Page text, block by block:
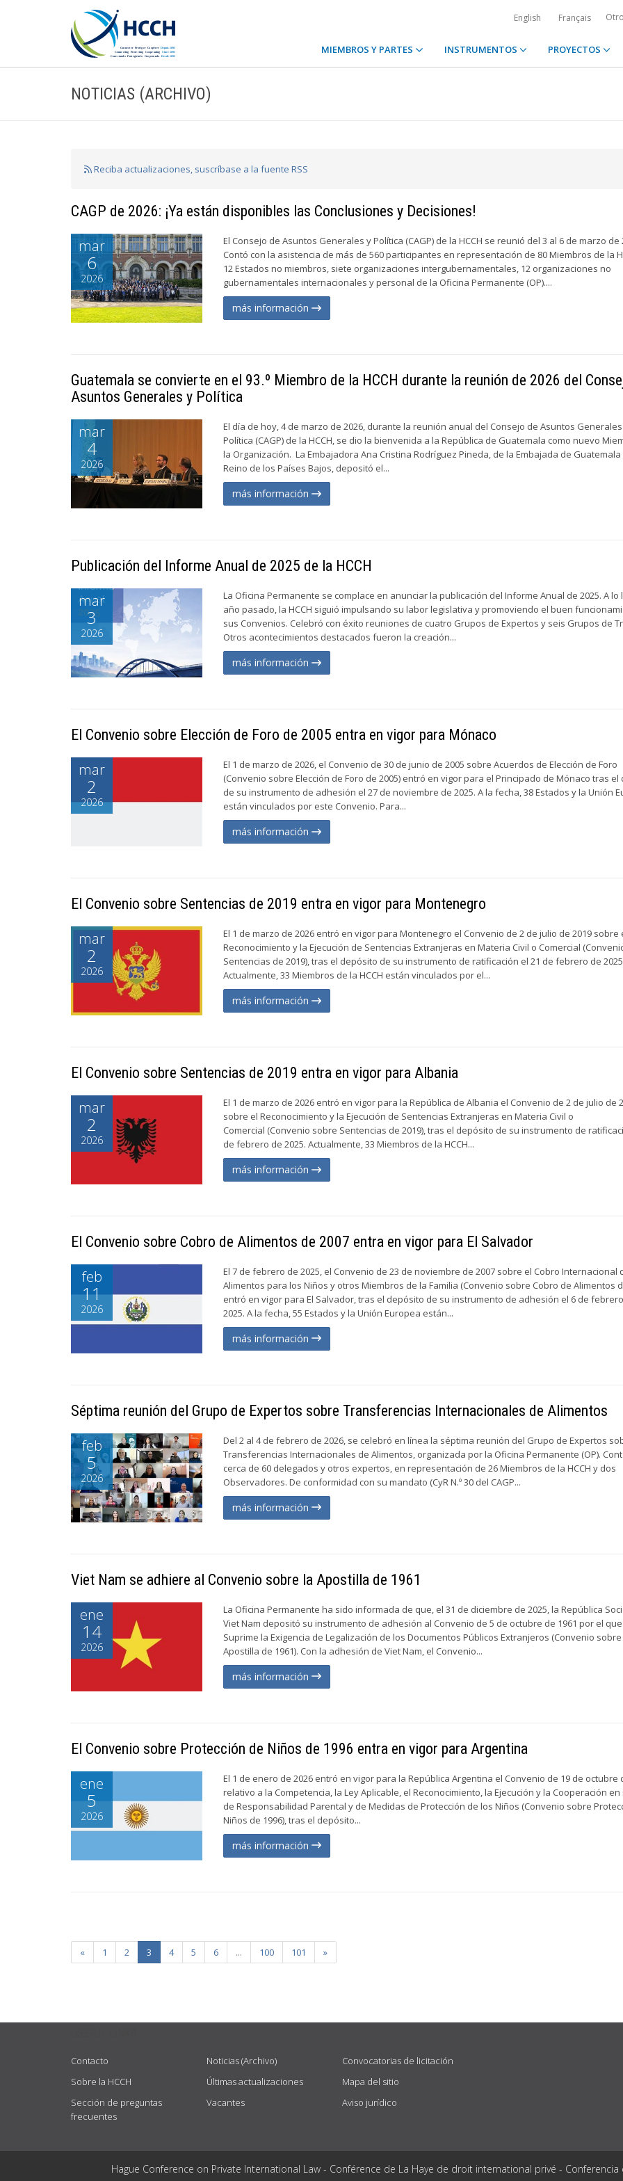
English Français
MIEMBROS Y PARTES INSTRUMENTOS PROYECTOS
NOTICIAS (ARCHIVO)
Reciba actualizaciones, suscríbase a la fuente RSS
CAGP de 2026: ¡Ya están disponibles las Conclusiones y Decisiones!
mar
6
2026
El Consejo de Asuntos Generales y Política (CAGP) de la HCCH se reunió del 3 al 6 de marzo de
Contó con la asistencia de más de 560 participantes en representación de 80 Miembros de la
12 Estados no miembros, siete organizaciones intergubernamentales, 12 organizaciones no
gubernamentales internacionales y personal de la Oficina Permanente (OP)....
más información
Guatemala se convierte en el 93.º Miembro de la HCCH durante la reunión de 2026 del
Asuntos Generales y Política
mar
4
2026
El día de hoy, 4 de marzo de 2026, durante la reunión anual del Consejo de Asuntos
Política (CAGP) de la HCCH, se dio la bienvenida a la República de Guatemala como nuevo
la Organización. La Embajadora Ana Cristina Rodríguez Pineda, de la Embajada de
Reino de los Países Bajos, depositó el...
más información
Publicación del Informe Anual de 2025 de la HCCH
mar
3
2026
La Oficina Permanente se complace en anunciar la publicación del Informe Anual de 2025. A lo
año pasado, la HCCH siguió impulsando su labor legislativa y promoviendo el buen
sus Convenios. Celebró con éxito reuniones de cuatro Grupos de Expertos y seis Grupos de
Otros acontecimientos destacados fueron la creación...
más información
El Convenio sobre Elección de Foro de 2005 entra en vigor para Mónaco
mar
2
2026
El 1 de marzo de 2026, el Convenio de 30 de junio de 2005 sobre Acuerdos de Elección de Foro
(Convenio sobre Elección de Foro de 2005) entró en vigor para el Principado de Mónaco tras el
de su instrumento de adhesión el 27 de noviembre de 2025. A la fecha, 38 Estados y la Unión
están vinculados por este Convenio. Para...
más información
El Convenio sobre Sentencias de 2019 entra en vigor para Montenegro
mar
2
2026
El 1 de marzo de 2026 entró en vigor para Montenegro el Convenio de 2 de julio de 2019 sobre
Reconocimiento y la Ejecución de Sentencias Extranjeras en Materia Civil o Comercial
Sentencias de 2019), tras el depósito de su instrumento de ratificación el 21 de febrero de
Actualmente, 33 Miembros de la HCCH están vinculados por el...
más información
El Convenio sobre Sentencias de 2019 entra en vigor para Albania
mar
2
2026
El 1 de marzo de 2026 entró en vigor para la República de Albania el Convenio de 2 de julio de
sobre el Reconocimiento y la Ejecución de Sentencias Extranjeras en Materia Civil o
Comercial (Convenio sobre Sentencias de 2019), tras el depósito de su instrumento de
de febrero de 2025. Actualmente, 33 Miembros de la HCCH...
más información
El Convenio sobre Cobro de Alimentos de 2007 entra en vigor para El Salvador
feb
11
2026
El 7 de febrero de 2025, el Convenio de 23 de noviembre de 2007 sobre el Cobro Internacional
Alimentos para los Niños y otros Miembros de la Familia (Convenio sobre Cobro de Alimentos
entró en vigor para El Salvador, tras el depósito de su instrumento de adhesión el 6 de
2025. A la fecha, 55 Estados y la Unión Europea están...
más información
Séptima reunión del Grupo de Expertos sobre Transferencias Internacionales de Alimentos
feb
5
2026
Del 2 al 4 de febrero de 2026, se celebró en línea la séptima reunión del Grupo de Expertos
Transferencias Internacionales de Alimentos, organizada por la Oficina Permanente (OP).
cerca de 60 delegados y otros expertos, en representación de 26 Miembros de la HCCH y dos
Observadores. De conformidad con su mandato (CyR N.º 30 del CAGP...
más información
Viet Nam se adhiere al Convenio sobre la Apostilla de 1961
ene
14
2026
La Oficina Permanente ha sido informada de que, el 31 de diciembre de 2025, la República
Viet Nam depositó su instrumento de adhesión al Convenio de 5 de octubre de 1961 por el
Suprime la Exigencia de Legalización de los Documentos Públicos Extranjeros (Convenio sobre
Apostilla de 1961). Con la adhesión de Viet Nam, el Convenio...
más información
El Convenio sobre Protección de Niños de 1996 entra en vigor para Argentina
ene
5
2026
El 1 de enero de 2026 entró en vigor para la República Argentina el Convenio de 19 de octubre
relativo a la Competencia, la Ley Aplicable, el Reconocimiento, la Ejecución y la Cooperación
de Responsabilidad Parental y de Medidas de Protección de los Niños (Convenio sobre
Niños de 1996), tras el depósito...
más información
« 1 2 3 4 5 6 ... 100 101 »
Contacto
Sobre la HCCH
Sección de preguntas
frecuentes
Noticias (Archivo)
Últimas actualizaciones
Vacantes
Convocatorias de licitación
Mapa del sitio
Aviso jurídico
Hague Conference on Private International Law - Conférence de La Haye de droit international privé -